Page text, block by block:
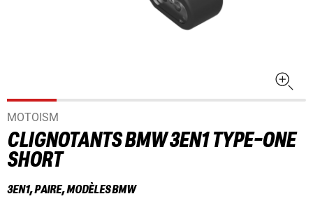
MOTOISM
CLIGNOTANTS BMW 3EN1 TYPE-ONE
SHORT
3EN1, PAIRE, MODÈLES BMW